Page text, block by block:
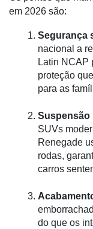
em 2026 são:
Segurança
nacional a
Latin NCAP
proteção
para as
Suspensão
SUVs
Renegade
rodas,
carros
do que os